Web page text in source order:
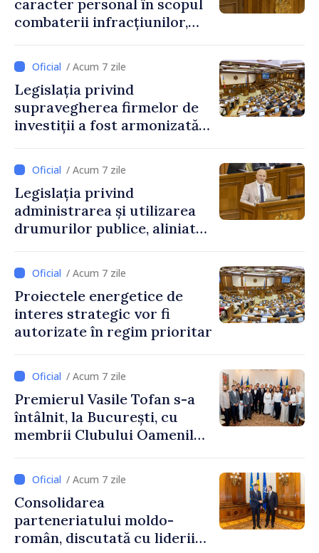
caracter personal în scopul
combaterii infracțiunilor,
/ Acum 7 zile
Legislația privind
supravegherea firmelor de
investiții a fost armonizată
/ Acum 7 zile
Legislația privind
administrarea și utilizarea
drumurilor publice, aliniată
/ Acum 7 zile
Proiectele energetice de
interes strategic vor fi
autorizate în regim prioritar
/ Acum 7 zile
Premierul Vasile Tofan s-a
întâlnit, la București, cu
membrii Clubului Oamenilor
/ Acum 7 zile
Consolidarea
parteneriatului moldo-
român, discutată cu liderii